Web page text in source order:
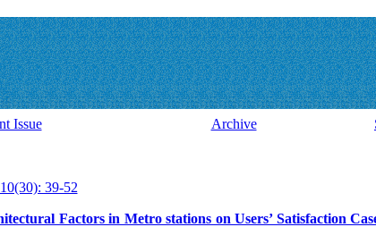
Issue Archive
39-52
Factors in Metro stations on Users’ Satisfaction